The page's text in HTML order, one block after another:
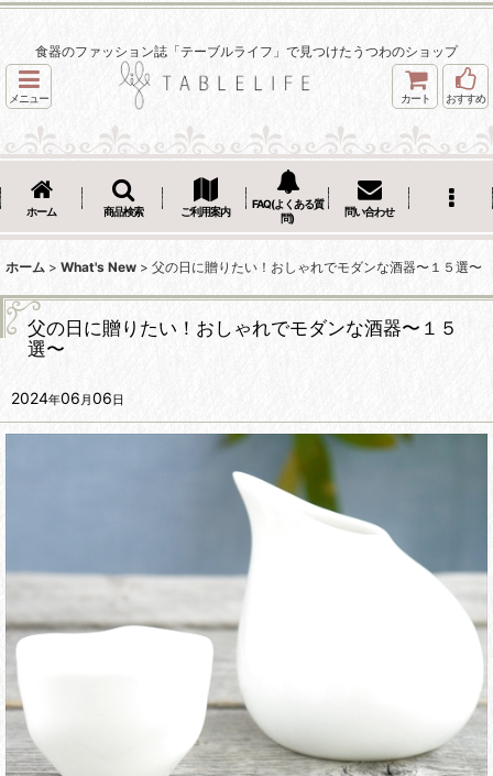
食器のファッション誌「テーブルライフ」で見つけたうつわのショップ
メニュー カート おすすめ
ホーム 商品検索 ご利用案内
FAQ(よくある質
問)
問い合わせ
ホーム > What's New > 父の日に贈りたい！おしゃれでモダンな酒器〜１５選〜
父の日に贈りたい！おしゃれでモダンな酒器〜１５
選〜
2024年06 月06日